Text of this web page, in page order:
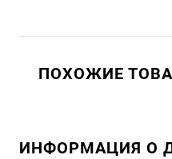
ПОХОЖИЕ
ИНФОРМАЦИЯ О